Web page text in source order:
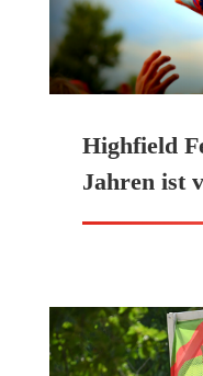
Highfield
Jahren ist